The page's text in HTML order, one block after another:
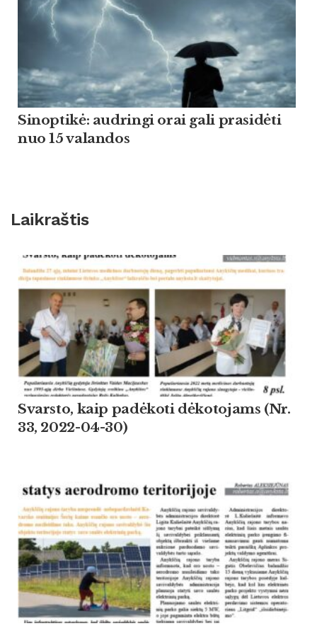
Sinoptikė: audringi orai gali prasidėti
nuo 15 valandos
Laikraštis
Svarsto, kaip padėkoti dėkotojams (Nr.
33, 2022-04-30)